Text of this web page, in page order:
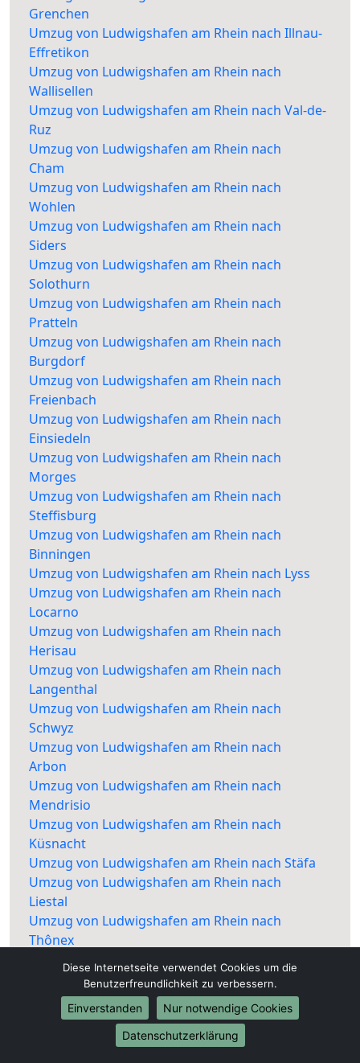
Grenchen
Umzug von Ludwigshafen am Rhein nach Illnau-
Effretikon
Umzug von Ludwigshafen am Rhein nach
Wallisellen
Umzug von Ludwigshafen am Rhein nach Val-de-
Ruz
Umzug von Ludwigshafen am Rhein nach
Cham
Umzug von Ludwigshafen am Rhein nach
Wohlen
Umzug von Ludwigshafen am Rhein nach
Siders
Umzug von Ludwigshafen am Rhein nach
Solothurn
Umzug von Ludwigshafen am Rhein nach
Pratteln
Umzug von Ludwigshafen am Rhein nach
Burgdorf
Umzug von Ludwigshafen am Rhein nach
Freienbach
Umzug von Ludwigshafen am Rhein nach
Einsiedeln
Umzug von Ludwigshafen am Rhein nach
Morges
Umzug von Ludwigshafen am Rhein nach
Steffisburg
Umzug von Ludwigshafen am Rhein nach
Binningen
Umzug von Ludwigshafen am Rhein nach Lyss
Umzug von Ludwigshafen am Rhein nach
Locarno
Umzug von Ludwigshafen am Rhein nach
Herisau
Umzug von Ludwigshafen am Rhein nach
Langenthal
Umzug von Ludwigshafen am Rhein nach
Schwyz
Umzug von Ludwigshafen am Rhein nach
Arbon
Umzug von Ludwigshafen am Rhein nach
Mendrisio
Umzug von Ludwigshafen am Rhein nach
Küsnacht
Umzug von Ludwigshafen am Rhein nach Stäfa
Umzug von Ludwigshafen am Rhein nach
Liestal
Umzug von Ludwigshafen am Rhein nach
Thônex
Umzug von Ludwigshafen am Rhein nach
Umzug von Ludwigshafen am Rhein nach
Oftringen
Umzug von Ludwigshafen am Rhein nach Horw
Diese Internetseite verwendet Cookies um die
Benutzerfreundlichkeit zu verbessern.
Einverstanden
Nur notwendige Cookies
Datenschutzerklärung